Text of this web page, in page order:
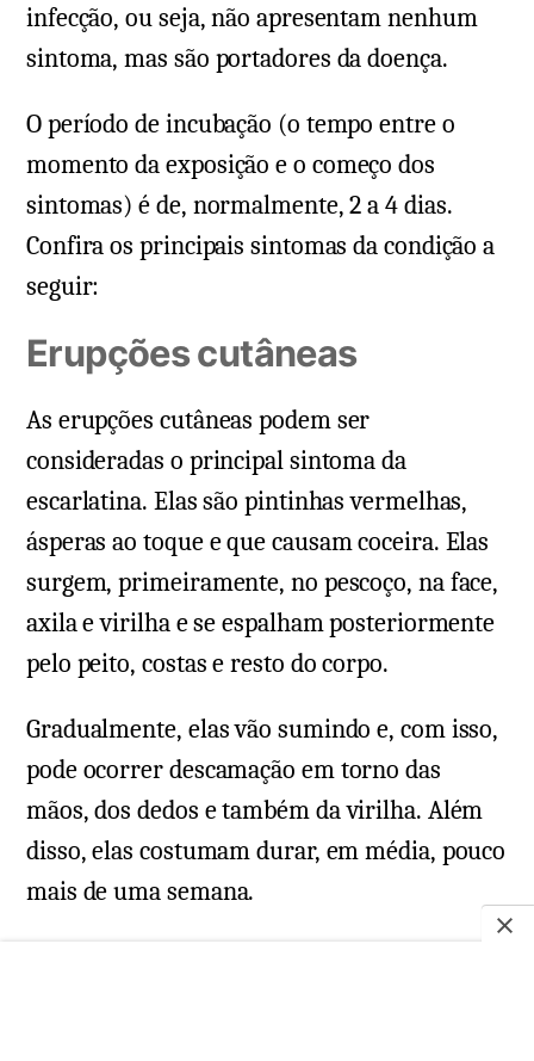
infecção, ou seja, não apresentam nenhum
sintoma, mas são portadores da doença.
O período de incubação (o tempo entre o
momento da exposição e o começo dos
sintomas) é de, normalmente, 2 a 4 dias.
Confira os principais sintomas da condição a
seguir:
Erupções cutâneas
As erupções cutâneas podem ser
consideradas o principal sintoma da
escarlatina. Elas são pintinhas vermelhas,
ásperas ao toque e que causam coceira. Elas
surgem, primeiramente, no pescoço, na face,
axila e virilha e se espalham posteriormente
pelo peito, costas e resto do corpo.
Gradualmente, elas vão sumindo e, com isso,
pode ocorrer descamação em torno das
mãos, dos dedos e também da virilha. Além
disso, elas costumam durar, em média, pouco
mais de uma semana.